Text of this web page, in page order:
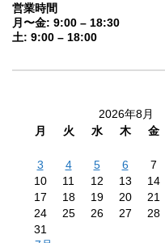
営業時間
月〜金: 9:00 – 18:30
土: 9:00 – 18:00
2026年8月
月
火 水 木 金
3
4 5 6 7
10
11 12 13 14
17
18 19 20 21
24
25 26 27 28
31